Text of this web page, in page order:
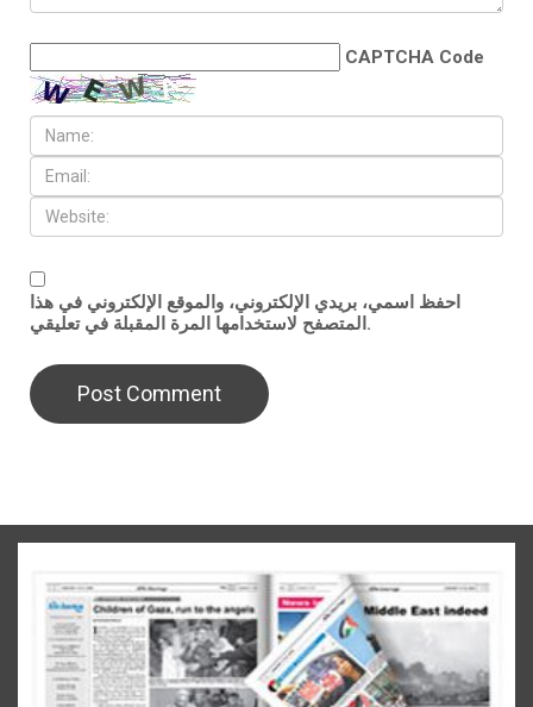
CAPTCHA Code
احفظ اسمي، بريدي الإلكتروني، والموقع الإلكتروني في هذا
المتصفح لاستخدامها المرة المقبلة في تعليقي.